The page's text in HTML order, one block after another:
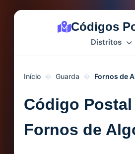
Códigos
Distritos
Início Guarda Fornos de
Código Postal
Fornos de